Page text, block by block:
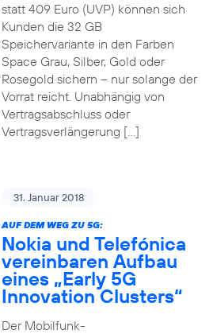
statt 409 Euro (UVP) können sich
Kunden die 32 GB
Speichervariante in den Farben
Space Grau, Silber, Gold oder
Rosegold sichern – nur solange der
Vorrat reicht. Unabhängig von
Vertragsabschluss oder
Vertragsverlängerung […]
31. Januar 2018
AUF DEM WEG ZU 5G:
Nokia und Telefónica
vereinbaren Aufbau
eines „Early 5G
Innovation Clusters“
Der Mobilfunk-